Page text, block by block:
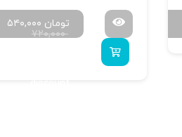
۷۲۰,۰۰۰
۵۴۰,۰۰۰ تومان